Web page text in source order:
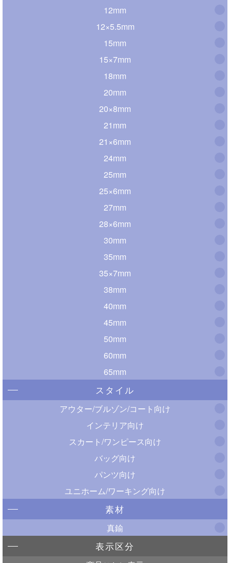
12mm
12×5.5mm
15mm
15×7mm
18mm
20mm
20×8mm
21mm
21×6mm
24mm
25mm
25×6mm
27mm
28×6mm
30mm
35mm
35×7mm
38mm
40mm
45mm
50mm
60mm
65mm
スタイル
アウター/ブルゾン/コート向け
インテリア向け
スカート/ワンピース向け
バッグ向け
パンツ向け
ユニホーム/ワーキング向け
素材
真鍮
表示区分